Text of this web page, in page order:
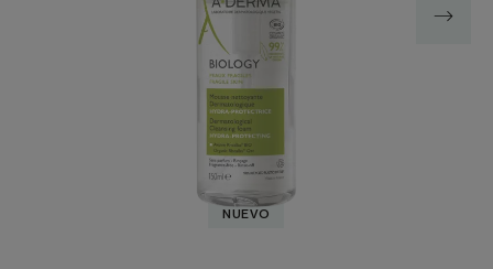
NUEVO